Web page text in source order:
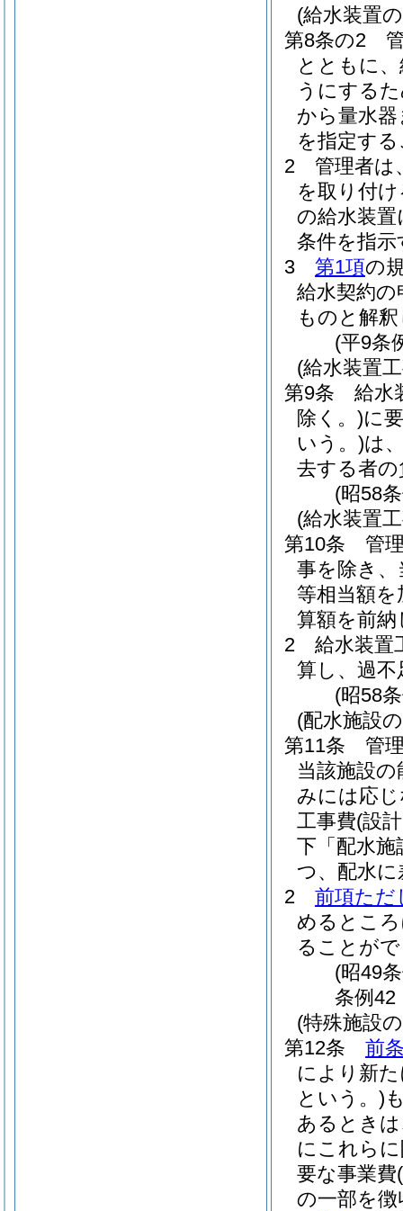
(給水装置
第8条の2
とともに
うにする
から量水
を指定す
2
管理者は
を取り付
の給水装
条件を指
3
第1項の
給水契約
ものと解
(平9条
(給水装置
第9条
給水
除く。)に
いう。)は
去する者
(昭58
(給水装置
第10条
管
事を除き
等相当額を
算額を前
2
給水装置
算し、過
(昭58
(配水施設
第11条
管
当該施設
みには応
工事費(設
下「配水施
つ、配水
2
前項ただ
めるとこ
ることが
(昭49
条例42
(特殊施設
第12条
前
により新
という。)
あるとき
にこれら
要な事業費
の一部を